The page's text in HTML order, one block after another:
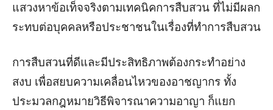
แสวงหาข้อเท็จจริงตามเทคนิคการสืบสวน ที่ไม่มีผลก
ระทบต่อบุคคลหรือประชาชนในเรื่องที่ทำการสืบสวน
การสืบสวนที่ดีและมีประสิทธิภาพต้องกระทำอย่าง
สงบ เพื่อสยบความเคลื่อนไหวของอาชญากร ทั้ง
ประมวลกฎหมายวิธีพิจารณาความอาญา ก็แยก